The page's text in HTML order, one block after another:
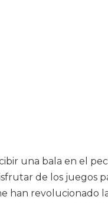
una bala en el
de los juegos
han